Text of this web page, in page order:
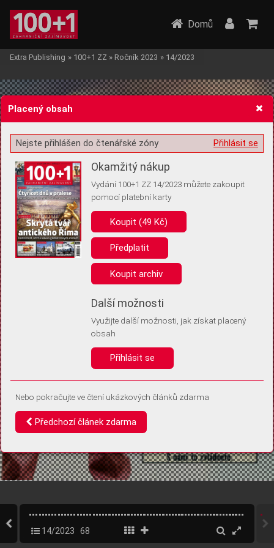
Žádost o souhlas s ukládáním volitelných informací
Pro základní fungování webu nepotřebujeme ukládat žádné informace
(tzv. cookies apod.). Rádi bychom vás ale požádali o souhlas s
uložením volitelných informací:
Anonymní unikátní ID
Díky němu příště poznáme, že se jedná o stejné zařízení, a
Identifikátor je zcela anonymní.
Vaše souhlasy a odmítnutí si ukládáme do vašeho zařízení, abychom se
vás už příště znovu neptali. Můžete je kdykoli později upravit ve Správě
Domů
Extra Publishing » 100+1 ZZ » Ročník 2023 » 14/2023
14/2023 68
Placený obsah
Přihlásit se
Nejste přihlášen do čtenářské zóny
Okamžitý nákup
Vydání 100+1 ZZ 14/2023 můžete zakoupit
pomocí platební karty
Koupit (49 Kč)
Předplatit
Koupit archiv
Další možnosti
Využijte další možnosti, jak získat placený
obsah
Přihlásit se
Nebo pokračujte ve čtení ukázkových článků zdarma
Předchozí článek zdarma